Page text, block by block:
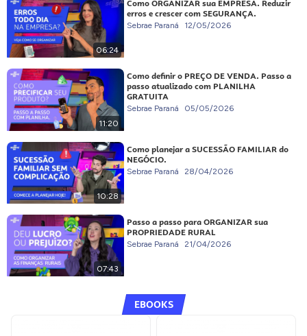
06:24
Como ORGANIZAR sua EMPRESA. Reduzir
erros e crescer com SEGURANÇA.
Sebrae Paraná 12/05/2026
11:20
Como definir o PREÇO DE VENDA. Passo a
passo atualizado com PLANILHA
GRATUITA
Sebrae Paraná 05/05/2026
10:28
Como planejar a SUCESSÃO FAMILIAR do
NEGÓCIO.
Sebrae Paraná 28/04/2026
07:43
Passo a passo para ORGANIZAR sua
PROPRIEDADE RURAL
Sebrae Paraná 21/04/2026
EBOOKS